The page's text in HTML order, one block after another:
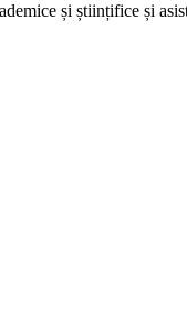
și științifice și